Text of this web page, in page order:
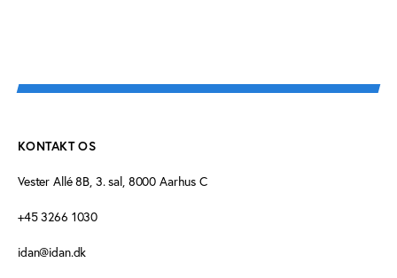
KONTAKT OS
Vester Allé 8B, 3. sal, 8000 Aarhus C
+45 3266 1030
idan@idan.dk